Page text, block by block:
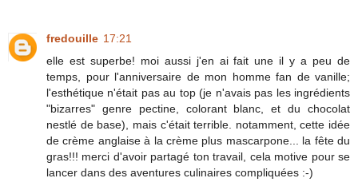
fredouille 17:21
elle est superbe! moi aussi j'en ai fait une il y a peu de
temps, pour l'anniversaire de mon homme fan de vanille;
l'esthétique n'était pas au top (je n'avais pas les ingrédients
"bizarres" genre pectine, colorant blanc, et du chocolat
nestlé de base), mais c'était terrible. notamment, cette idée
de crème anglaise à la crème plus mascarpone... la fête du
gras!!! merci d'avoir partagé ton travail, cela motive pour se
lancer dans des aventures culinaires compliquées :-)